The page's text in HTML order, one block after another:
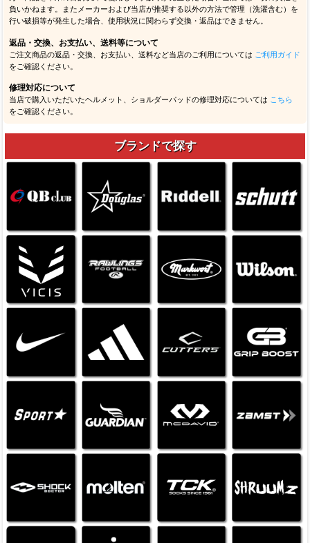
負いかねます。またメーカーおよび当店が推奨する以外の方法で管理（洗濯含む）を
行い破損等が発生した場合、使用状況に関わらず交換・返品はできません。
返品・交換、お支払い、送料等について
ご注文商品の返品・交換、お支払い、送料など当店のご利用については ご利用ガイド
をご確認ください。
修理対応について
当店で購入いただいたヘルメット、ショルダーパッドの修理対応については こちら
をご確認ください。
ブランドで探す